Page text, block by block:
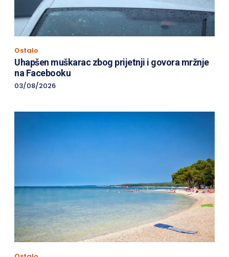
Ostalo
Uhapšen muškarac zbog prijetnji i govora mržnje
na Facebooku
03/08/2026